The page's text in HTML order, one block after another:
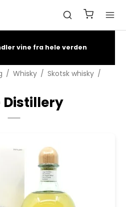
vine fra hele verden
/ Whisky / Skotsk whisky /
Distillery